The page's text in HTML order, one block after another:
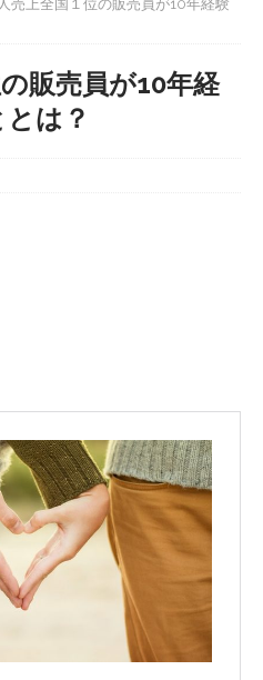
売上全国１位の販売員が10年経験
販売員が10年経
は？